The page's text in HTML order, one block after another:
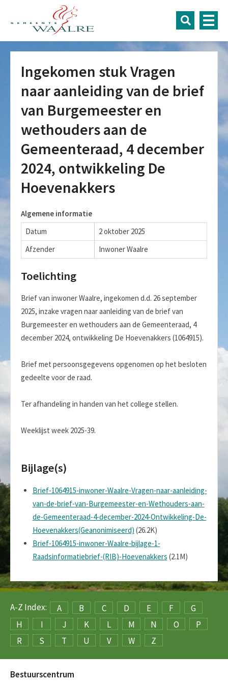
Ingekomen stuk Vragen
naar aanleiding van de brief
van Burgemeester en
wethouders aan de
Gemeenteraad, 4 december
2024, ontwikkeling De
Hoevenakkers
Algemene informatie
Datum
2 oktober 2025
Afzender
Inwoner Waalre
Toelichting
Brief van inwoner Waalre, ingekomen d.d. 26 september
2025, inzake vragen naar aanleiding van de brief van
Burgemeester en wethouders aan de Gemeenteraad, 4
december 2024, ontwikkeling De Hoevenakkers (1064915).
Brief met persoonsgegevens opgenomen op het besloten
gedeelte voor de raad.
Ter afhandeling in handen van het college stellen.
Weeklijst week 2025-39.
Bijlage(s)
Brief-1064915-inwoner-Waalre-Vragen-naar-aanleiding-
van-de-brief-van-Burgemeester-en-Wethouders-aan-
de-Gemeenteraad-4-december-2024-Ontwikkeling-De-
Hoevenakkers(Geanonimiseerd) (26.2K)
Brief-1064915-inwoner-Waalre-bijlage-1-
Raadsinformatiebrief-(RIB)-Hoevenakkers (2.1M)
A-Z Index: A B C D E F
G
H
I J K L M N O
P
R
S T U V W Z
Bestuurscentrum